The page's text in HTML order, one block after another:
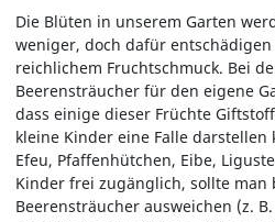
Die Blüten in unserem Garten
weniger, doch dafür
reichlichem Fruchtschmuck. Bei
Beerensträucher für den eigene
dass einige dieser Früchte
kleine Kinder eine Falle darstellen
Efeu, Pfaffenhütchen, Eibe,
Kinder frei zugänglich, sollte man
Beerensträucher ausweichen (z.